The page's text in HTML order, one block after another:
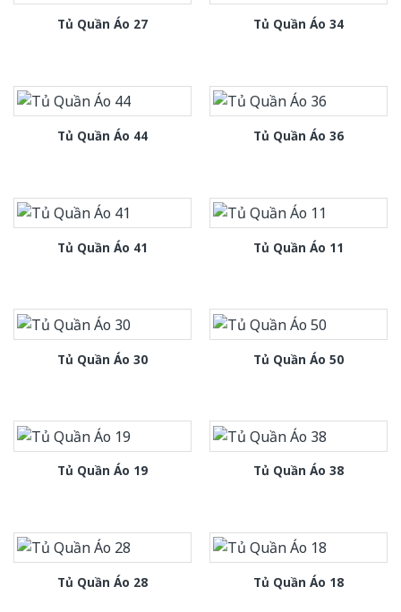
Tủ Quần Áo 27 Tủ Quần Áo 34
Tủ Quần Áo 44 Tủ Quần Áo 36
Tủ Quần Áo 41 Tủ Quần Áo 11
Tủ Quần Áo 30 Tủ Quần Áo 50
Tủ Quần Áo 19 Tủ Quần Áo 38
Tủ Quần Áo 28 Tủ Quần Áo 18